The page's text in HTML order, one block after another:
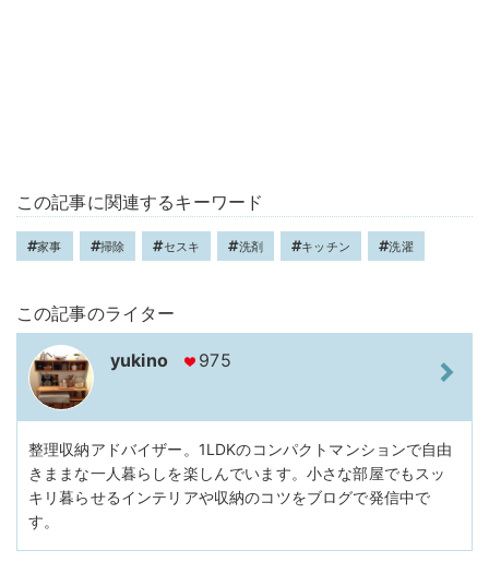
この記事に関連するキーワード
家事 掃除 セスキ 洗剤 キッチン 洗濯
この記事のライター
yukino 975
整理収納アドバイザー。1LDKのコンパクトマンションで自由
きままな一人暮らしを楽しんでいます。小さな部屋でもスッ
キリ暮らせるインテリアや収納のコツをブログで発信中で
す。